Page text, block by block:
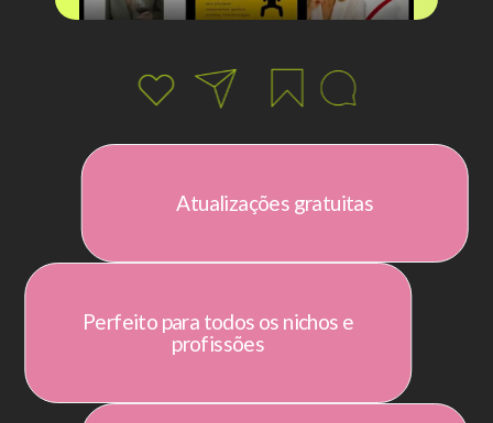
Atualizações gratuitas
Perfeito para todos os nichos e
profissões